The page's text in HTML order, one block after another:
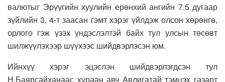
валютыг Эрүүгийн хуулийн ерөнхий ангийн 7.5 дугаар
зүйлийн 3, 4-т заасан гэмт хэрэг үйлдэж олсон хөрөнгө,
орлого гэж үзэх үндэслэлтэй байх тул улсын төсөвт
шилжүүлэхээр шүүхээс шийдвэрлэсэн юм.
Ийнхүү хэрэг эцэслэн шийдвэрлэгдсэн тул
Н.Баярсайханаас хураан авч Авлигатай тэмцэх газарт